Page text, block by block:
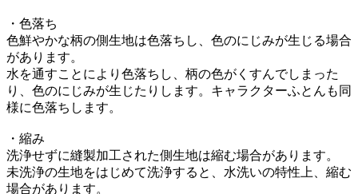
・色落ち
色鮮やかな柄の側生地は色落ちし、色のにじみが生じる場合
があります。
水を通すことにより色落ちし、柄の色がくすんでしまった
り、色のにじみが生じたりします。キャラクターふとんも同
様に色落ちします。
・縮み
洗浄せずに縫製加工された側生地は縮む場合があります。
未洗浄の生地をはじめて洗浄すると、水洗いの特性上、縮む
場合があります。